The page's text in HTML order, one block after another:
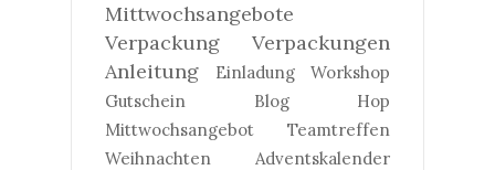
Mittwochsangebote
Verpackung
Verpackungen
Anleitung
Einladung
Workshop
Gutschein
Blog Hop
Mittwochsangebot
Teamtreffen
Weihnachten
Adventskalender